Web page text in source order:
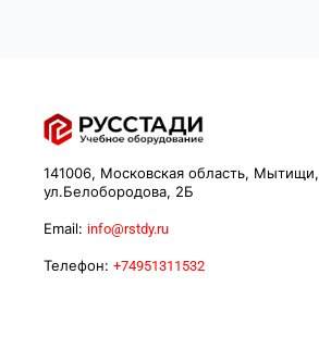
141006, Московская область, Мытищи,
ул.Белобородова, 2Б
Email: info@rstdy.ru
Телефон: +74951311532